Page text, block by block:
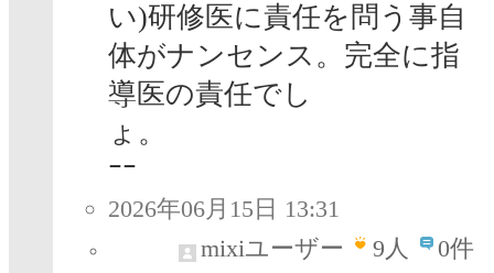
い)研修医に責任を問う事自
体がナンセンス。完全に指
導医の責任でし
ｰｰ
2026年06月15日 13:31
mixiユーザー
9人 0件